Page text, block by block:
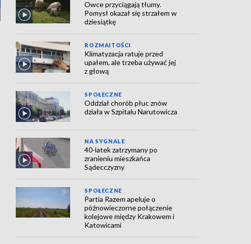
Owce przyciągają tłumy.
Pomysł okazał się strzałem w
dziesiątkę
ROZMAITOŚCI
Klimatyzacja ratuje przed
upałem, ale trzeba używać jej
z głową
SPOŁECZNE
Oddział chorób płuc znów
działa w Szpitalu Narutowicza
NA SYGNALE
40-latek zatrzymany po
zranieniu mieszkańca
Sądecczyzny
SPOŁECZNE
Partia Razem apeluje o
późnowieczorne połączenie
kolejowe między Krakowem i
Katowicami